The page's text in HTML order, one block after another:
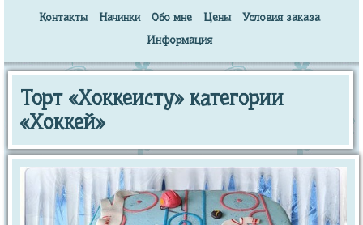
Контакты Начинки Обо мне Цены
Условия заказа
Информация
Торт «Хоккеисту» категории
«Хоккей»